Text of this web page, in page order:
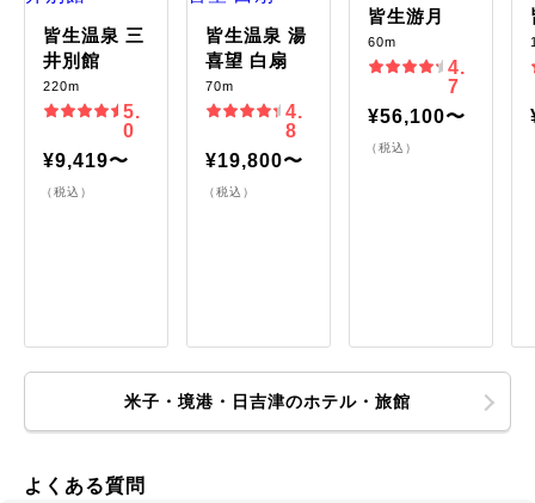
皆生温泉 三
井別館
220m
5.
0
¥9,419〜
（税込）
皆生温泉 湯
喜望 白扇
70m
4.
8
¥19,800〜
（税込）
皆生游月
60m
4.
7
¥56,100〜
（税込）
米子・境港・日吉津のホテル・旅館
よくある質問